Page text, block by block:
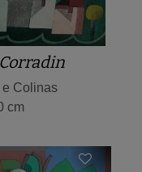
e Colinas
cm